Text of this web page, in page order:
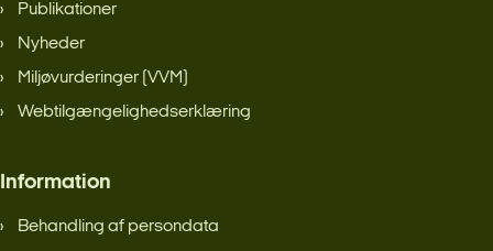
Publikationer
Nyheder
Miljøvurderinger (VVM)
Webtilgængelighedserklæring
Information
Behandling af persondata